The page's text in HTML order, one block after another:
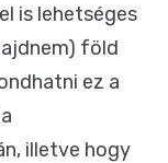
is lehetséges
föld
ez a
illetve hogy